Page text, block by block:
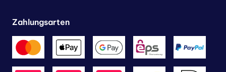
Zahlungsarten